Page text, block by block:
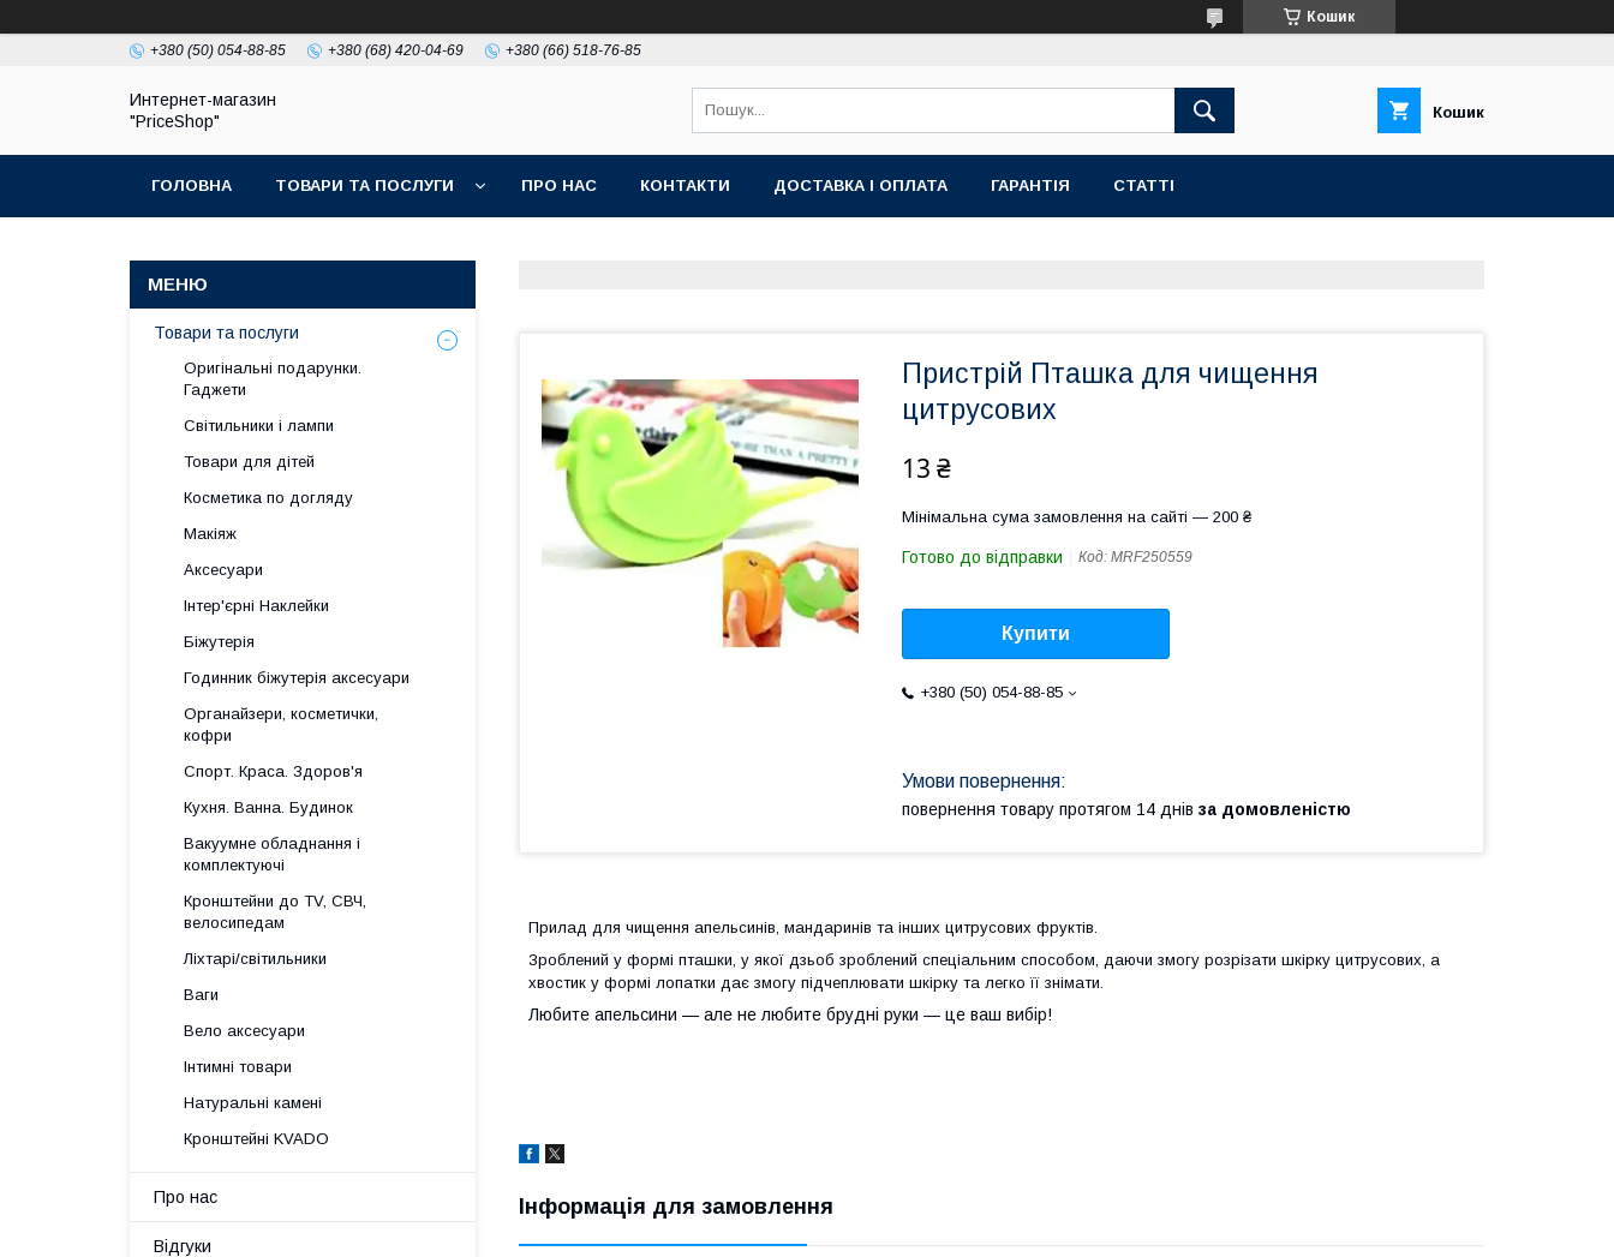
Кошик
+380 (50) 054-88-85 +380 (68) 420-04-69 +380 (66) 518-76-85
Интернет-магазин
"PriceShop"
Кошик
ГОЛОВНА ТОВАРИ ТА ПОСЛУГИ ПРО НАС КОНТАКТИ ДОСТАВКА І ОПЛАТА ГАРАНТІЯ СТАТТІ
Пристрій Пташка для чищення
цитрусових
13 ₴
Мінімальна сума замовлення на сайті — 200 ₴
Готово до відправки Код: MRF250559
Купити
+380 (50) 054-88-85
повернення товару протягом 14 днів за домовленістю
Прилад для чищення апельсинів, мандаринів та інших цитрусових фруктів.
Зроблений у формі пташки, у якої дзьоб зроблений спеціальним способом, даючи змогу розрізати шкірку цитрусових, а
хвостик у формі лопатки дає змогу підчеплювати шкірку та легко її знімати.
Любите апельсини — але не любите брудні руки — це ваш вибір!
Інформація для замовлення
Товари та послуги
Оригінальні подарунки.
Гаджети
Світильники і лампи
Товари для дітей
Косметика по догляду
Макіяж
Аксесуари
Інтер'єрні Наклейки
Біжутерія
Годинник біжутерія аксесуари
Органайзери, косметички,
кофри
Спорт. Краса. Здоров'я
Кухня. Ванна. Будинок
Вакуумне обладнання і
комплектуючі
Кронштейни до TV, СВЧ,
велосипедам
Ліхтарі/світильники
Ваги
Вело аксесуари
Інтимні товари
Натуральні камені
Кронштейні KVADO
Про нас
Відгуки